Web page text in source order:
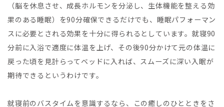
（脳を休息させ、成長ホルモンを分泌し、生体機能を整える効
果のある睡眠）を90分確保できるだけでも、睡眠パフォーマン
スに必要とされる効果を十分に得られるとしています。就寝90
分前に入浴で適度に体温を上げ、その後90分かけて元の体温に
戻った頃を見計らってベッドに入れば、スムーズに深い入眠が
期待できるというわけです。
就寝前のバスタイムを意識するなら、この癒しのひとときをさ